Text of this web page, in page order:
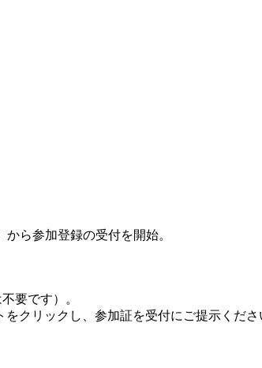
ら参加登録の受付を開始。
要です）。
クリックし、参加証を受付にご提示くだ